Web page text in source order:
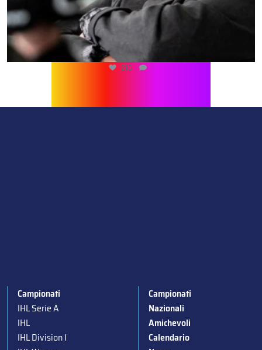
216 1
Campionati
IHL Serie A
IHL
IHL Division I
Campionati
Nazionali
Amichevoli
Calendario